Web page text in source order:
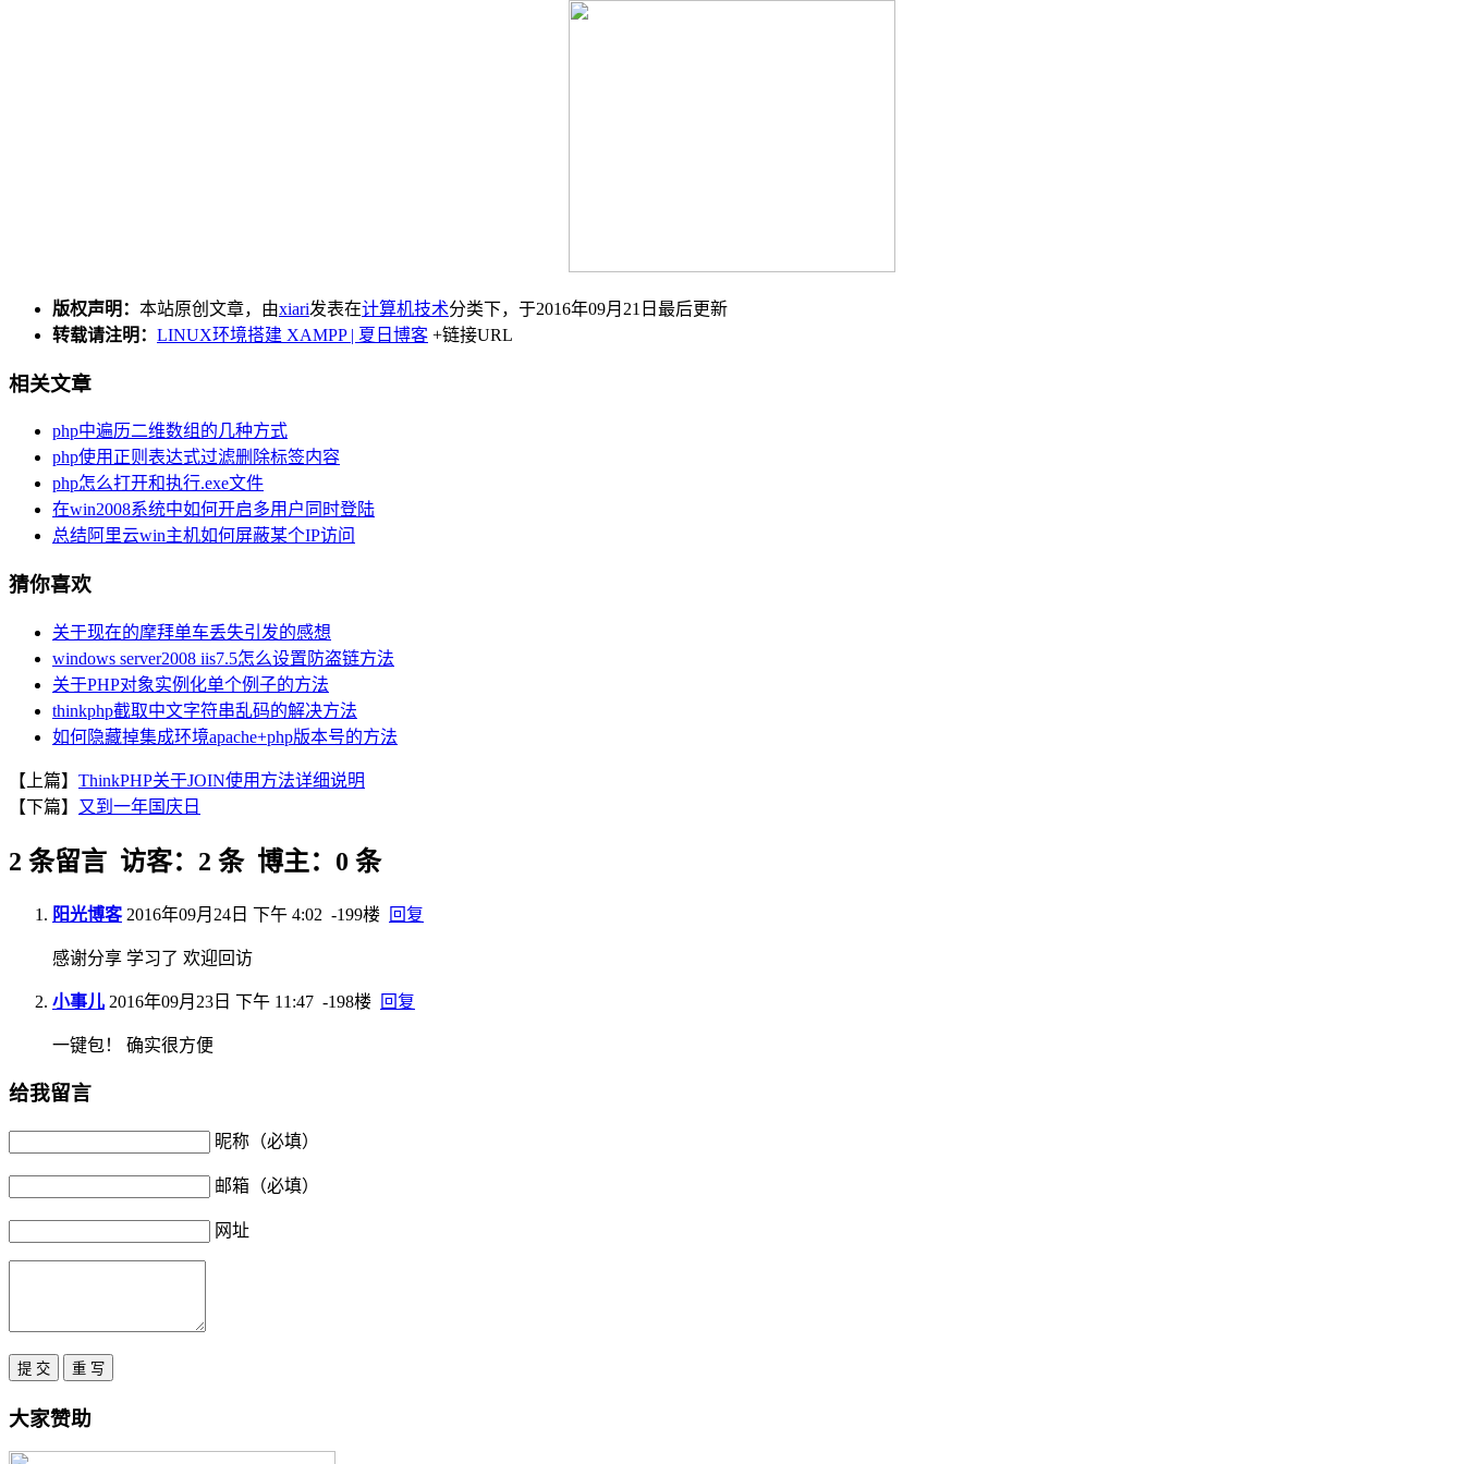
版权声明： 本站原创文章，由xiari发表在计算机技术分类下，于2016年09月21日最后更新
转载请注明： LINUX环境搭建 XAMPP | 夏日博客 +链接URL
相关文章
php中遍历二维数组的几种方式
php使用正则表达式过滤删除标签内容
php怎么打开和执行.exe文件
在win2008系统中如何开启多用户同时登陆
总结阿里云win主机如何屏蔽某个IP访问
猜你喜欢
关于现在的摩拜单车丢失引发的感想
windows server2008 iis7.5怎么设置防盗链方法
关于PHP对象实例化单个例子的方法
thinkphp截取中文字符串乱码的解决方法
如何隐藏掉集成环境apache+php版本号的方法
【上篇】 ThinkPHP关于JOIN使用方法详细说明
【下篇】 又到一年国庆日
2 条留言 访客：2 条 博主：0 条
阳光博客 2016年09月24日 下午 4:02 -199楼 回复
感谢分享 学习了 欢迎回访
小事儿 2016年09月23日 下午 11:47 -198楼 回复
一键包！ 确实很方便
给我留言
昵称（必填）
邮箱（必填）
网址
大家赞助